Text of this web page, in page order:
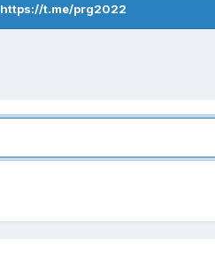
t.me/prg2022